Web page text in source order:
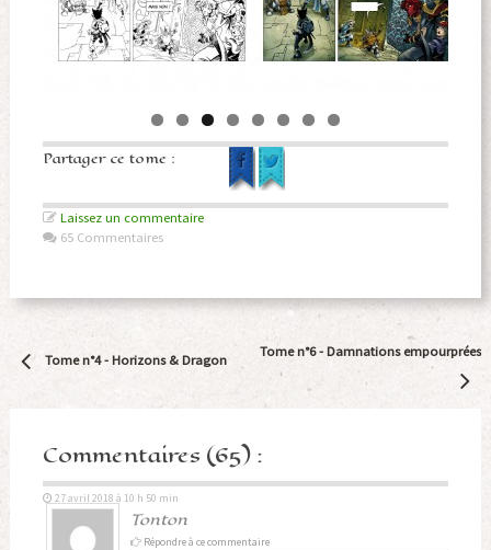
Partager ce tome :
Laissez un commentaire
65 Commentaires
Navigation
Tome n°4 - Horizons & Dragon
Tome n°6 -Damnations empourprées
Commentaires (65) :
Tonton
27 avril 2018 à 10 h 50 min
Répondre à ce commentaire